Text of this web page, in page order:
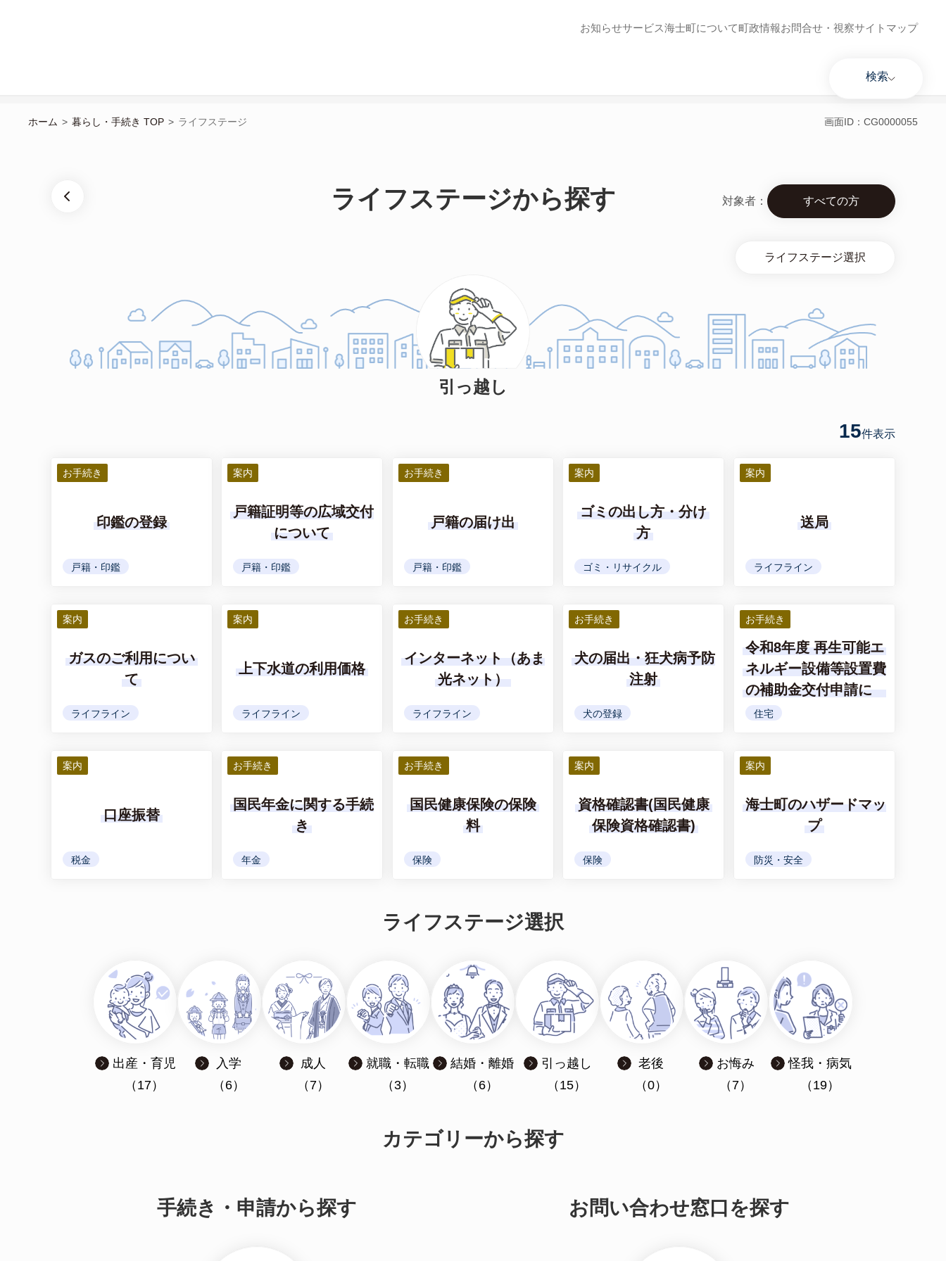
お知らせサービス海士町について町政情報お問合せ・視察サイトマップ
検索
ホーム > 暮らし・手続き TOP > ライフステージ 画面ID：CG0000055
ライフステージから探す 対象者： すべての方
ライフステージ選択
引っ越し
15件表示
お手続き
印鑑の登録
戸籍・印鑑
案内
戸籍証明等の広域交付
について
戸籍・印鑑
お手続き
戸籍の届け出
戸籍・印鑑
案内
ゴミの出し方・分け
方
ゴミ・リサイクル
案内
送局
ライフライン
案内
ガスのご利用につい
て
ライフライン
案内
上下水道の利用価格
ライフライン
お手続き
インターネット（あま
光ネット）
ライフライン
お手続き
犬の届出・狂犬病予防
注射
犬の登録
お手続き
令和8年度 再生可能エ
ネルギー設備等設置費
の補助金交付申請につ
住宅
案内
口座振替
税金
お手続き
国民年金に関する手続
き
年金
お手続き
国民健康保険の保険
料
保険
案内
資格確認書(国民健康
保険資格確認書)
保険
案内
海士町のハザードマッ
プ
防災・安全
ライフステージ選択
出産・育児
（17）
入学
（6）
成人
（7）
就職・転職
（3）
結婚・離婚
（6）
引っ越し
（15）
老後
（0）
お悔み
（7）
怪我・病気
（19）
カテゴリーから探す
手続き・申請から探す お問い合わせ窓口を探す